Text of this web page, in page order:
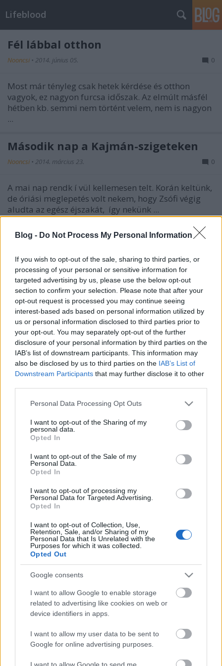
Blog - Do Not Process My Personal Information
If you wish to opt-out of the sale, sharing to third parties, or
processing of your personal or sensitive information for
targeted advertising by us, please use the below opt-out
section to confirm your selection. Please note that after your
opt-out request is processed you may continue seeing
interest-based ads based on personal information utilized by
us or personal information disclosed to third parties prior to
your opt-out. You may separately opt-out of the further
disclosure of your personal information by third parties on the
IAB’s list of downstream participants. This information may
also be disclosed by us to third parties on the IAB’s List of
Downstream Participants that may further disclose it to other
Please note that this website/app uses one or more Google
not limited to your visit or usage behaviour. You may click to
grant or deny consent to Google and its third-party tags to
use your data for below specified purposes in below Google
consent section.
Personal Data Processing Opt Outs
I want to opt-out of the Sharing of my
personal data.
Opted In
I want to opt-out of the Sale of my
Personal Data.
Opted In
I want to opt-out of processing my
Personal Data for Targeted Advertising.
Opted In
I want to opt-out of Collection, Use,
Retention, Sale, and/or Sharing of my
Personal Data that Is Unrelated with the
Purposes for which it was collected.
Opted Out
Google consents
I want to allow Google to enable storage
related to advertising like cookies on web or
device identifiers in apps.
I want to allow my user data to be sent to
Google for online advertising purposes.
I want to allow Google to send me
Lifeblood
Fél lábbal otthon
Nooncsi • 2014. június 05. 0
Most már tényleg csak hetek kérdése és otthon
vagyok, ez nagyon furcsa időszak. Az elmúlt másfél
hétben kb. semmi nem történt velem, nem is nagyon
...
Második nap a Kajmán-szigeteken
Nooncsi • 2014. március 23. 0
A mai nap rendk í vül kellemesen telt. Korán keltünk,
de óriási meglepetés volt nekem, hogy Zsófi végig
aludta az egész éjszakát, így nekünk ...
Első nap a Kajmán-szigeteken
Sziasztok!
Tudom, hogy már nagyon régen adtam hírt
magamról, de egyszerűen olyan gyorsan eltelt az
elmúlt egy hónap, mintha csak pislogtam volna ...
New York, I love You (part 2)
Nooncsi •2014. február 16.
Tartozom Nektek és főleg Drága Öcsikémnek az NBA
meccses nap élményeivel! Biztos mindannyian
láttatok már kosármeccset a tv-ben, ha nem nézzetek
Bálint nap
Nooncsi•2014. február 14.
de kicsit felhúztam magam! Mondjátok már meg
Nekem miért kell annyira másokat bírálni és ...
New York, I love You (part 1)
Nooncsi•2014. február 11.
Tudjátok mért hívják New Yorkot "Nagy Almának"?
pontos választ. :) Meglepő, hogy mennyire ráragadt
Super Bowl hét